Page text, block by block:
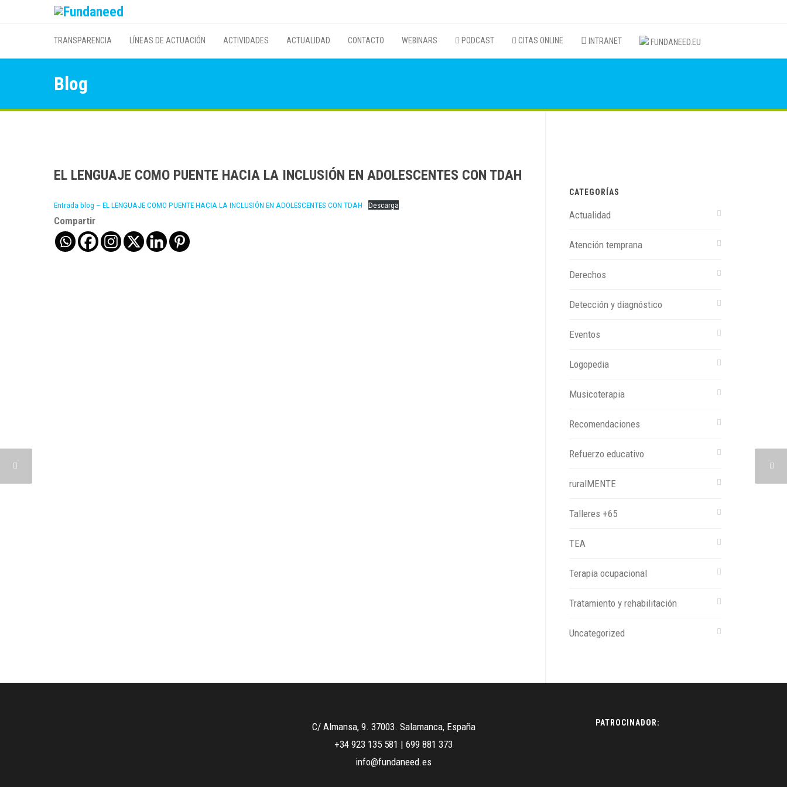
TRANSPARENCIA LÍNEAS DE ACTUACIÓN ACTIVIDADES ACTUALIDAD CONTACTO WEBINARS PODCAST CITAS ONLINE INTRANET FUNDANEED.EU
Blog
EL LENGUAJE COMO PUENTE HACIA LA INCLUSIÓN EN ADOLESCENTES CON TDAH
Entrada blog – EL LENGUAJE COMO PUENTE HACIA LA INCLUSIÓN EN ADOLESCENTES CON TDAH Descarga
Compartir
CATEGORÍAS
Actualidad
Atención temprana
Derechos
Detección y diagnóstico
Eventos
Logopedia
Musicoterapia
Recomendaciones
Refuerzo educativo
ruralMENTE
Talleres +65
TEA
Terapia ocupacional
Tratamiento y rehabilitación
Uncategorized
C/ Almansa, 9. 37003. Salamanca, España
+34 923 135 581 | 699 881 373
info@fundaneed.es
PATROCINADOR: